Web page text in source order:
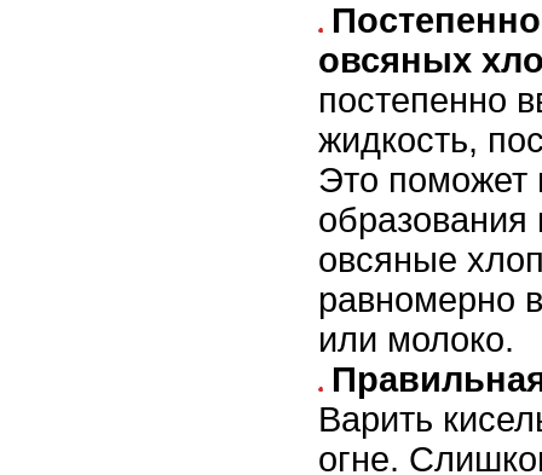
овсяных
постепенно
жидкость,
Это поможет
образования
овсяные
равномерно
или молоко.
Варить
огне.